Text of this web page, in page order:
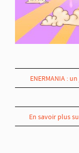
ENERMANIA :
En savoir plus